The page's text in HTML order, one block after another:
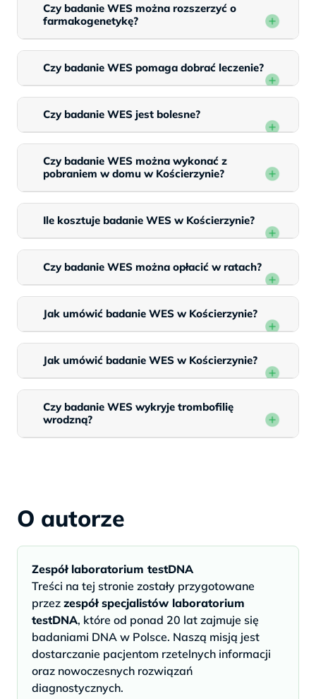
Czy badanie WES można rozszerzyć o
farmakogenetykę?
Czy badanie WES pomaga dobrać leczenie?
Czy badanie WES jest bolesne?
Czy badanie WES można wykonać z
pobraniem w domu w Kościerzynie?
Ile kosztuje badanie WES w Kościerzynie?
Czy badanie WES można opłacić w ratach?
Jak umówić badanie WES w Kościerzynie?
Jak umówić badanie WES w Kościerzynie?
Czy badanie WES wykryje trombofilię
wrodzną?
O autorze
Zespół laboratorium testDNA
Treści na tej stronie zostały przygotowane
przez zespół specjalistów laboratorium
testDNA, które od ponad 20 lat zajmuje się
badaniami DNA w Polsce. Naszą misją jest
dostarczanie pacjentom rzetelnych informacji
oraz nowoczesnych rozwiązań
diagnostycznych.